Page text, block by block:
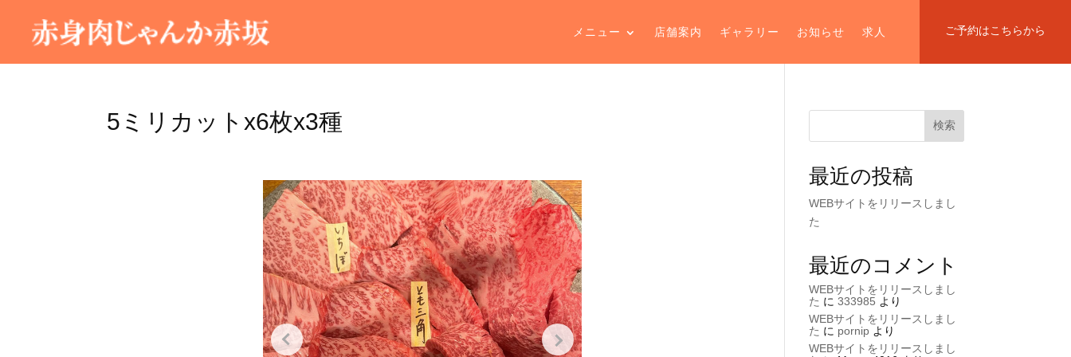
メニュー 店舗案内 ギャラリー お知らせ 求人 ご予約はこちらから
5ミリカットx6枚x3種 検索
最近の投稿
WEBサイトをリリースしまし
た
最近のコメント
WEBサイトをリリースしまし
た に333985 より
WEBサイトをリリースしまし
た に pornip より
WEBサイトをリリースしまし